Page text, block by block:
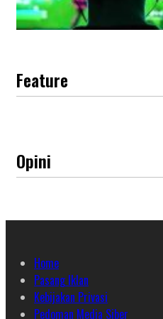
Feature
Opini
Home
Pasang Iklan
Kebijakan Privasi
Pedoman Media Siber